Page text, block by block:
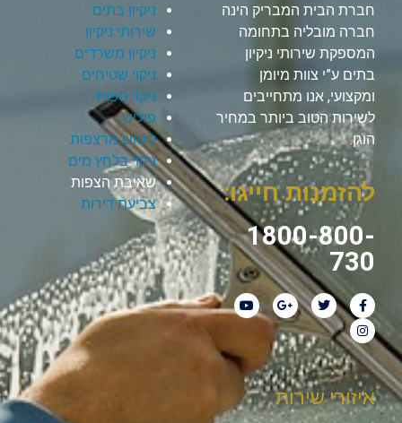
חברת הבית המבריק הינה
חברה מובליה בתחומה
המספקת שירותי ניקיון
בתים ע”י צוות מיומן
ומקצועי, אנו מתחייבים
לשירות הטוב ביותר במחיר
הוגן.
להזמנות חייגו:
1800-800-
730
ניקיון בתים
שירותי ניקיון
ניקיון משרדים
ניקוי שטיחים
ניקוי ספות
פוליש
ליטוש מרצפות
ניקוי בלחץ מים
שאיבת הצפות
צביעת דירות
איזורי שירות